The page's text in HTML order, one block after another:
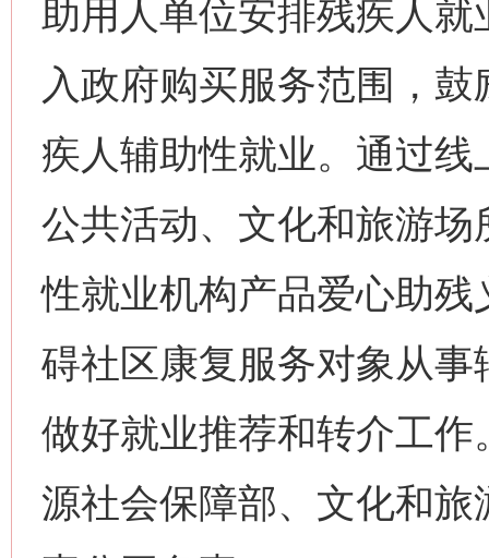
助用人单位安排残疾人
入政府购买服务范围，
疾人辅助性就业。通过
公共活动、文化和旅游
性就业机构产品爱心助
碍社区康复服务对象从
做好就业推荐和转介工
源社会保障部、文化和